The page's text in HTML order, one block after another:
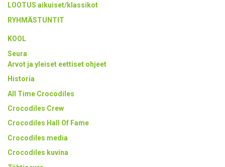
LOOTUS aikuiset/klassikot
RYHMÄSTUNTIT
KOOL
Seura
Arvot ja yleiset eettiset ohjeet
Historia
All Time Crocodiles
Crocodiles Crew
Crocodiles Hall Of Fame
Crocodiles media
Crocodiles kuvina